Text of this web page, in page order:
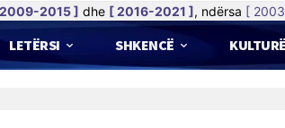
2015 ] dhe [ 2016-2021 ], ndërsa [
LETËRSI SHKENCË KULTURË